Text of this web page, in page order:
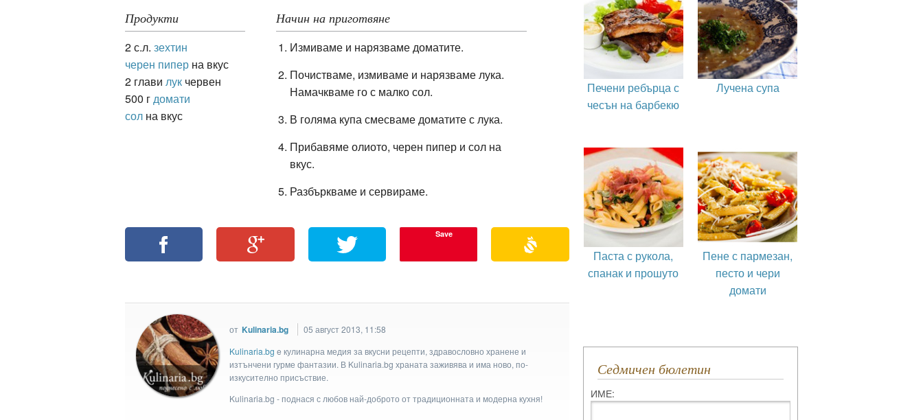
Продукти
2 с.л. зехтин
черен пипер на вкус
2 глави лук червен
500 гдомати
сол на вкус
Начин на приготвяне
Измиваме и нарязваме доматите.
Почистваме, измиваме и нарязваме лука.
Намачкваме го с малко сол.
В голяма купа смесваме доматите с лука.
Прибавяме олиото, черен пипер и сол на
вкус.
Разбъркваме и сервираме.
Save
от Kulinaria.bg
05 август 2013, 11:58
Kulinaria.bg e кулинарна медия за вкусни рецепти, здравословно хранене и
изтънчени гурме фантазии. В Kulinaria.bg храната заживява и има ново, по-
изкусително присъствие.
Kulinaria.bg - поднася с любов най-доброто от традиционната и модерна кухня!
Печени ребърца с
чесън на барбекю
Лучена супа
Паста с рукола,
спанак и прошуто
Пене с пармезан,
песто и чери
домати
Седмичен бюлетин
ИМЕ: